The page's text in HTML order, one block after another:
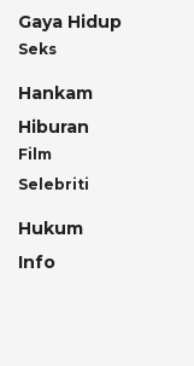
Gaya Hidup
Seks
Hankam
Hiburan
Film
Selebriti
Hukum
Info